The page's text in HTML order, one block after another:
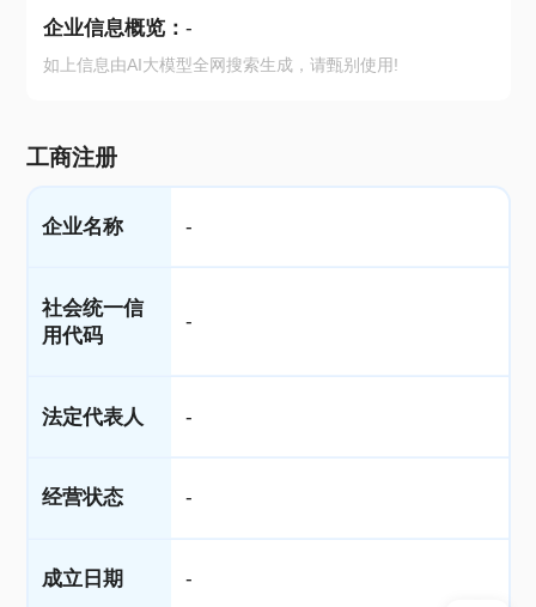
企业信息概览： -
如上信息由AI大模型全网搜索生成，请甄别使用!
工商注册
企业名称 -
社会统一信
用代码
-
法定代表人 -
经营状态 -
成立日期 -